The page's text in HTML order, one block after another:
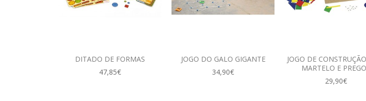
DITADO DE FORMAS
47,85€
JOGO DO GALO GIGANTE
34,90€
JOGO DE
MARTELO E
29,90€